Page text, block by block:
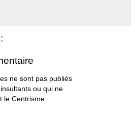
ne sont pas publiés
ou qui ne
le Centrisme.